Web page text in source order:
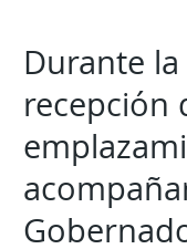
Durante la
recepción